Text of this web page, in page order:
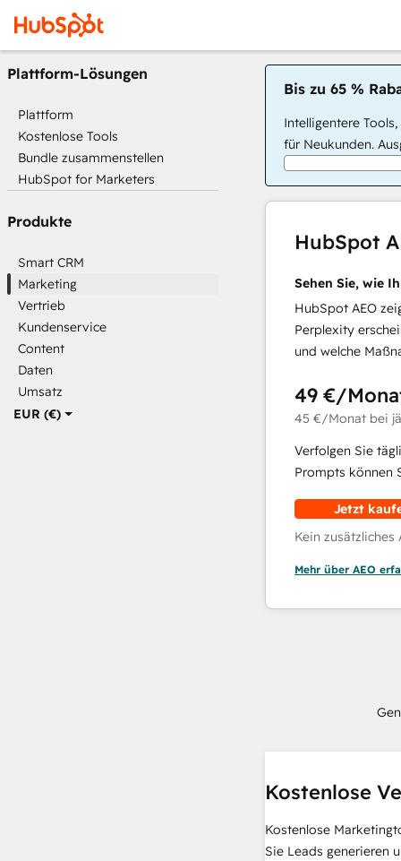
EUR (€)
Plattform-Lösungen
Plattform
Kostenlose Tools
Bundle zusammenstellen
HubSpot for Marketers
Produkte
Smart CRM
Marketing
Vertrieb
Kundenservice
Content
Daten
Umsatz
Bis zu 65 %
Intelligentere
für Neukunden.
HubSpot
Sehen Sie, wie
HubSpot AEO
Perplexity
und welche
49 €/
45 €/Monat bei
Verfolgen Sie
Prompts können
Jetzt
Kein
Mehr über AEO
Kostenlose
Kostenlose
Sie Leads generieren